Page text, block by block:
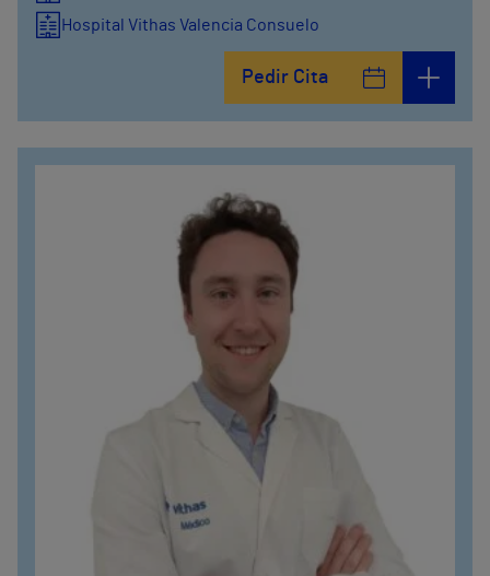
Hospital Vithas Valencia Consuelo
Pedir Cita